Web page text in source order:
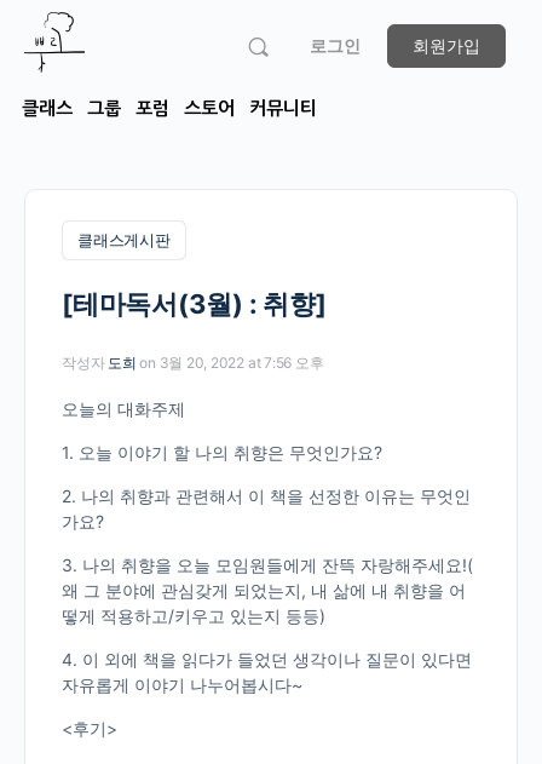
로그인 회원가입
클래스 그룹 포럼 스토어 커뮤니티
클래스게시판
[테마독서(3월) : 취향]
작성자 도희 on 3월 20, 2022 at 7:56 오후
오늘의 대화주제
1. 오늘 이야기 할 나의 취향은 무엇인가요?
2. 나의 취향과 관련해서 이 책을 선정한 이유는 무엇인
가요?
3. 나의 취향을 오늘 모임원들에게 잔뜩 자랑해주세요!(
왜 그 분야에 관심갖게 되었는지, 내 삶에 내 취향을 어
떻게 적용하고/키우고 있는지 등등)
4. 이 외에 책을 읽다가 들었던 생각이나 질문이 있다면
자유롭게 이야기 나누어봅시다~
<후기>